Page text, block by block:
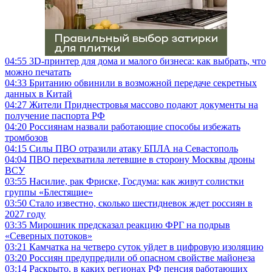
04:55 3D-принтер для дома и малого бизнеса: как выбрать, что
можно печатать
04:33 Британию обвинили в возможной передаче секретных
данных в Китай
04:27 Жители Приднестровья массово подают документы на
получение паспорта РФ
04:20 Россиянам назвали работающие способы избежать
тромбозов
04:15 Силы ПВО отразили атаку БПЛА на Севастополь
04:04 ПВО перехватила летевшие в сторону Москвы дроны
ВСУ
03:55 Насилие, рак Фриске, Госдума: как живут солистки
группы «Блестящие»
03:50 Стало известно, сколько шестидневок ждет россиян в
2027 году
03:35 Мирошник предсказал реакцию ФРГ на подрыв
«Северных потоков»
03:21 Камчатка на четверо суток уйдет в цифровую изоляцию
03:20 Россиян предупредили об опасном свойстве майонеза
03:14 Раскрыто, в каких регионах РФ пенсия работающих